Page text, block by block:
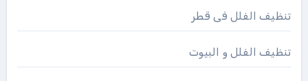
تنظيف الفلل فى قطر
تنظيف الفلل و البيوت